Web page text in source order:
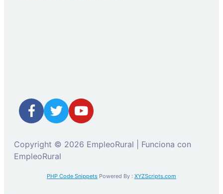
Copyright © 2026 EmpleoRural | Funciona con
EmpleoRural
PHP Code Snippets Powered By : XYZScripts.com